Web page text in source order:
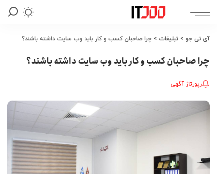
آی تی جو > تبلیغات > چرا صاحبان کسب و کار باید وب سایت داشته باشند؟
چرا صاحبان کسب و کار باید وب سایت داشته باشند؟
رپورتاژ آگهی